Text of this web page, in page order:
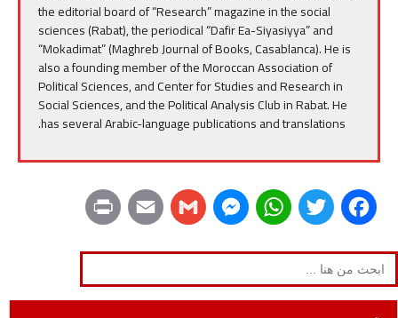
the editorial board of “Research” magazine in the social
sciences (Rabat), the periodical “Dafir Ea-Siyasiyya” and
“Mokadimat” (Maghreb Journal of Books, Casablanca). He is
also a founding member of the Moroccan Association of
Political Sciences, and Center for Studies and Research in
Social Sciences, and the Political Analysis Club in Rabat. He
has several Arabic-language publications and translations.
F
a
c
T
w
i
W
h
a
M
e
s
G
m
a
E
m
a
r
i
Search
for: